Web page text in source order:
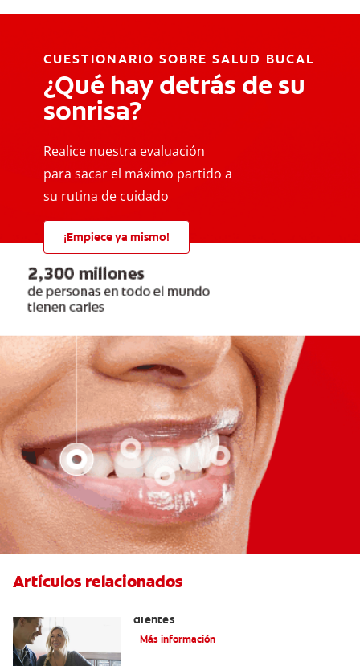
CUESTIONARIO SOBRE SALUD BUCAL
¿Qué hay detrás de su
sonrisa?
Realice nuestra evaluación
para sacar el máximo partido a
su rutina de cuidado
¡Empiece ya mismo!
Artículos relacionados
dientes
Más información